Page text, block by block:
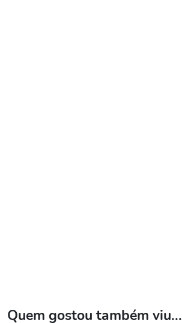
Quem gostou também viu...